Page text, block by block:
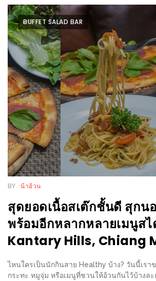
รวม
โปร
โม
ชั่
นวัน
แม่
แห่ง
ชาติ
2557
ร้าน
หมู
กระทะ
เชียงใหม่
ไม่
เกิน
200
BUFFET SALAD BAR
BY น้าอ้วน
สุดยอดเนื้อสเต๊กชั้นดี สุกน
พร้อมอีกหลากหลายเมนูส
Kantary Hills, Chiang
ไหนใครเป็นนักกินสาย Healthy บ้าง? วันนี้เรา
กระทะ หมูจุ่ม หรือเมนูที่ชวนให้อ้วนกันไว้บ้างล